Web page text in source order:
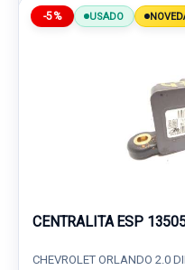
-5% USADO
CENTRALITA ESP
CHEVROLET ORLANDO 2.0